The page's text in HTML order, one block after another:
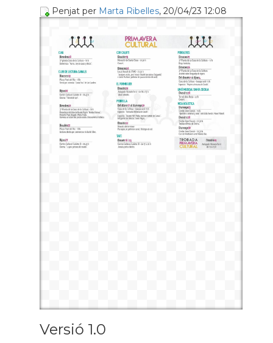
Penjat per Marta Ribelles, 20/04/23 12:08
Versió 1.0